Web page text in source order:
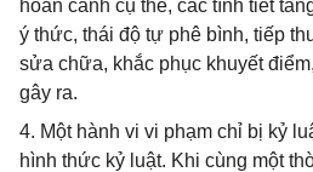
hoàn cảnh cụ thể, các tình tiết
ý thức, thái độ tự phê bình, tiếp
sửa chữa, khắc phục khuyết
gây ra.
4. Một hành vi vi phạm chỉ bị kỷ
hình thức kỷ luật. Khi cùng một